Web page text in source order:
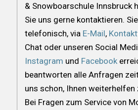
& Snowboarschule Innsbruck
Sie uns gerne kontaktieren.
telefonisch, via E-Mail,
Chat oder unseren Social
Instagram und Facebook
beantworten alle Anfragen
uns schon, Ihnen weiterhelfen
Bei Fragen zum Service von